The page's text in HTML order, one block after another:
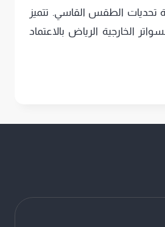
تحديات الطقس القاسي. تتميز
الخارجية الرياض بالاعتماد